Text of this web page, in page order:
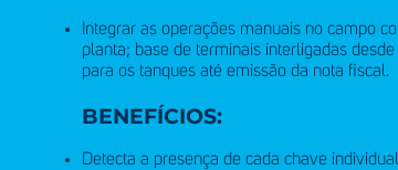
Integrar as operações manuais no campo
planta; base de terminais interligadas
para os tanques até emissão da nota fiscal.
BENEFÍCIOS:
Detecta a presença de cada chave